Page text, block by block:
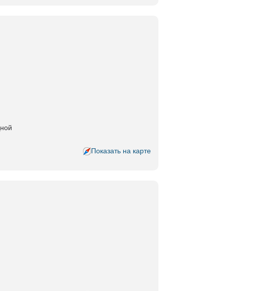
Показать на карте